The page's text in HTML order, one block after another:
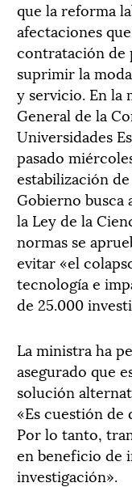
que la reforma
afectaciones
contratación de
suprimir la
y servicio. En la
General de la
Universidades
pasado
estabilización
Gobierno busca
la Ley de la
normas se
evitar «el
tecnología e
de 25.000
La ministra ha
asegurado que
solución
«Es cuestión de
Por lo tanto,
en beneficio de
investigación».